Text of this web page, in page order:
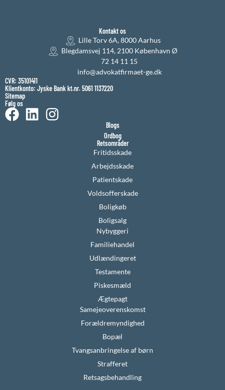
Kontakt os
Lille Torv 6A, 8000 Aarhus
Blegdamsvej 114, 2100 København Ø
72 14 11 15
info@advokatfirmaet-ge.dk
CVR: 35101411
Klientkonto: Jyske Bank kt.nr. 5061 1137220
Sitemap
Følg os
Blogs
Ordbog
Retsområder
Fritidsskade
Arbejdsskade
Patientskade
Voldsofferskade
Boligkøb
Boligsalg
Nybyggeri
Familiehandel
Udlændingeret
Testamente
Piskesmæld
Ægtepagt
Samejeoverenskomst
Forældremyndighed
Bopæl
Tvangsanbringelse af børn
Strafferet
Retsagsbehandling